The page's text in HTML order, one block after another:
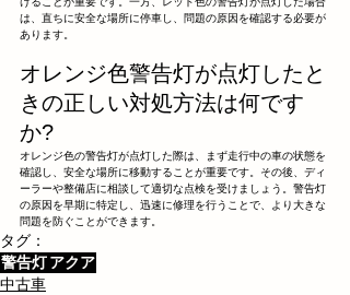
は、直ちに安全な場所に停車し、問題の原因を確認する必要が
あります。
オレンジ色警告灯が点灯したと
きの正しい対処方法は何です
か?
オレンジ色の警告灯が点灯した際は、まず走行中の車の状態を
確認し、安全な場所に移動することが重要です。その後、ディ
ーラーや整備店に相談して適切な点検を受けましょう。警告灯
の原因を早期に特定し、迅速に修理を行うことで、より大きな
問題を防ぐことができます。
タグ：
警告灯アクア
中古車